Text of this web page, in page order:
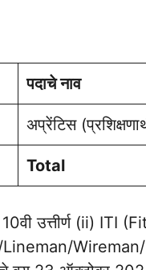
पदाचे नाव
अप्रेंटिस
Total
उत्तीर्ण (ii)